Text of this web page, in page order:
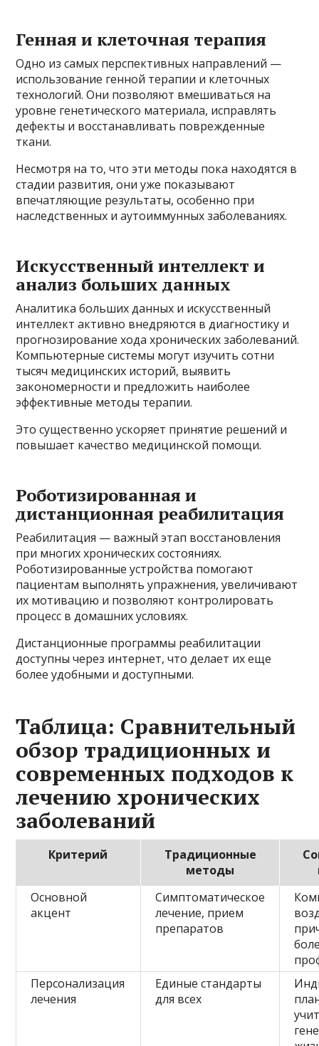
Генная и клеточная терапия
Одно из самых перспективных направлений —
использование генной терапии и клеточных
технологий. Они позволяют вмешиваться на
уровне генетического материала, исправлять
дефекты и восстанавливать поврежденные
ткани.
Несмотря на то, что эти методы пока находятся в
стадии развития, они уже показывают
впечатляющие результаты, особенно при
наследственных и аутоиммунных заболеваниях.
Искусственный интеллект и
анализ больших данных
Аналитика больших данных и искусственный
интеллект активно внедряются в диагностику и
прогнозирование хода хронических заболеваний.
Компьютерные системы могут изучить сотни
тысяч медицинских историй, выявить
закономерности и предложить наиболее
эффективные методы терапии.
Это существенно ускоряет принятие решений и
повышает качество медицинской помощи.
Роботизированная и
дистанционная реабилитация
Реабилитация — важный этап восстановления
при многих хронических состояниях.
Роботизированные устройства помогают
пациентам выполнять упражнения, увеличивают
их мотивацию и позволяют контролировать
процесс в домашних условиях.
Дистанционные программы реабилитации
доступны через интернет, что делает их еще
более удобными и доступными.
Таблица: Сравнительный
обзор традиционных и
современных подходов к
лечению хронических
заболеваний
Критерий
Традиционные
методы
Основной
акцент
Симптоматическое
лечение, прием
препаратов
Персонализация
лечения
Единые стандарты
для всех